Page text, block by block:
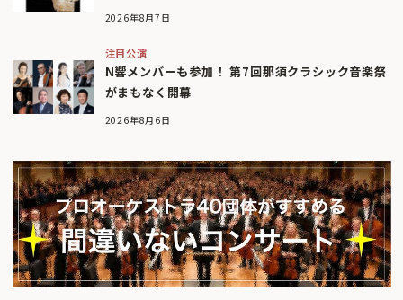
2026年8月7日
注目公演
N響メンバーも参加！ 第7回那須クラシック音楽祭
がまもなく開幕
2026年8月6日